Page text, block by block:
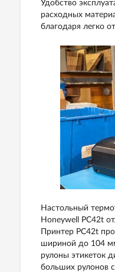
Удобство
расходных
благодаря легко
Настольный
Honeywell PC42t
Принтер PC42t
шириной до 104
рулоны этикеток
больших рулонов